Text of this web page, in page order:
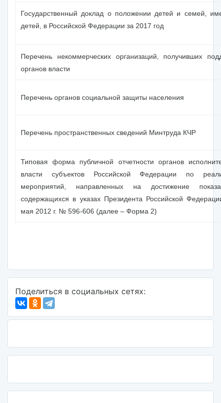
Государственный доклад о положении детей и семей,
детей, в Российской Федерации за 2017 год
Перечень некоммерческих организаций, получивших
органов власти
Перечень органов социальной защиты населения
Перечень пространственных сведений Минтруда КЧР
Типовая форма публичной отчетности органов
власти субъектов Российской Федерации по
мероприятий, направленных на достижение
содержащихся в указах Президента Российской
мая 2012 г. № 596-606 (далее – Форма 2)
Поделиться в социальных сетях: